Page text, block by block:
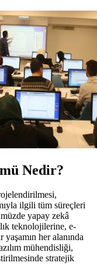
Nedir?
ilgili tüm süreçleri
yapay zekâ
teknolojilerine, e-
her alanında
mühendisliği,
stratejik